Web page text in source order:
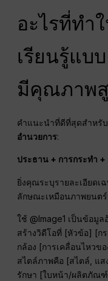
อะไรที่ทำ
เรียนรู้แบ
มีคุณภาพ
คำแนะนำที่ดีที่สุดสำหรั
อำนวยการ:
ประธาน + การกระทำ
ยิ่งคุณระบุรายละเอียดเ
ลักษณะเหมือนภาพยนต
ใช้ @Image1 เป็นข้อมู
สร้างวิดีโอที่ [หัวข้อ] [ก
กล้อง [การเคลื่อนไหวข
สไตล์ภาพคือ [สไตล์, แ
รักษา [ใบหน้า/ผลิตภัณฑ์